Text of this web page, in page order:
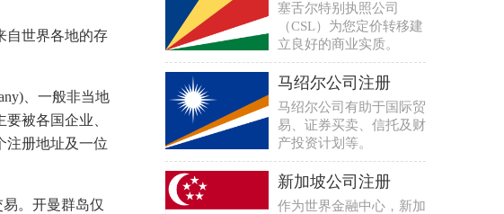
自世界各地的存
、一般非当地
要被各国企业、
注册地址及一位
。开曼群岛仅
塞舌尔特别执照公司
（CSL）为您定价转移建
立良好的商业实质。
马绍尔公司注册
马绍尔公司有助于国际贸
易、证券买卖、信托及财
产投资计划等。
新加坡公司注册
作为世界金融中心，新加